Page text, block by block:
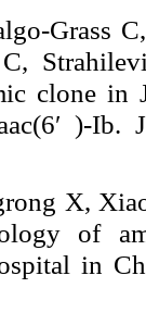
Grass
clone in
)-Ib.
X,
of
in